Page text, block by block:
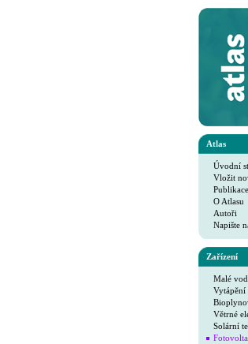
Atlas
Úvodní
Vložit
Publikace
O Atlasu
Autoři
Napište
Zařízení
Malé
Vytápění
Větrné
Solární